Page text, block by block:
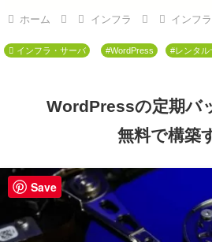
ホーム インフラ インフ
インフラ・サーバ #WordPress #レンタル
WordPressの定期バ
無料で構築
Save